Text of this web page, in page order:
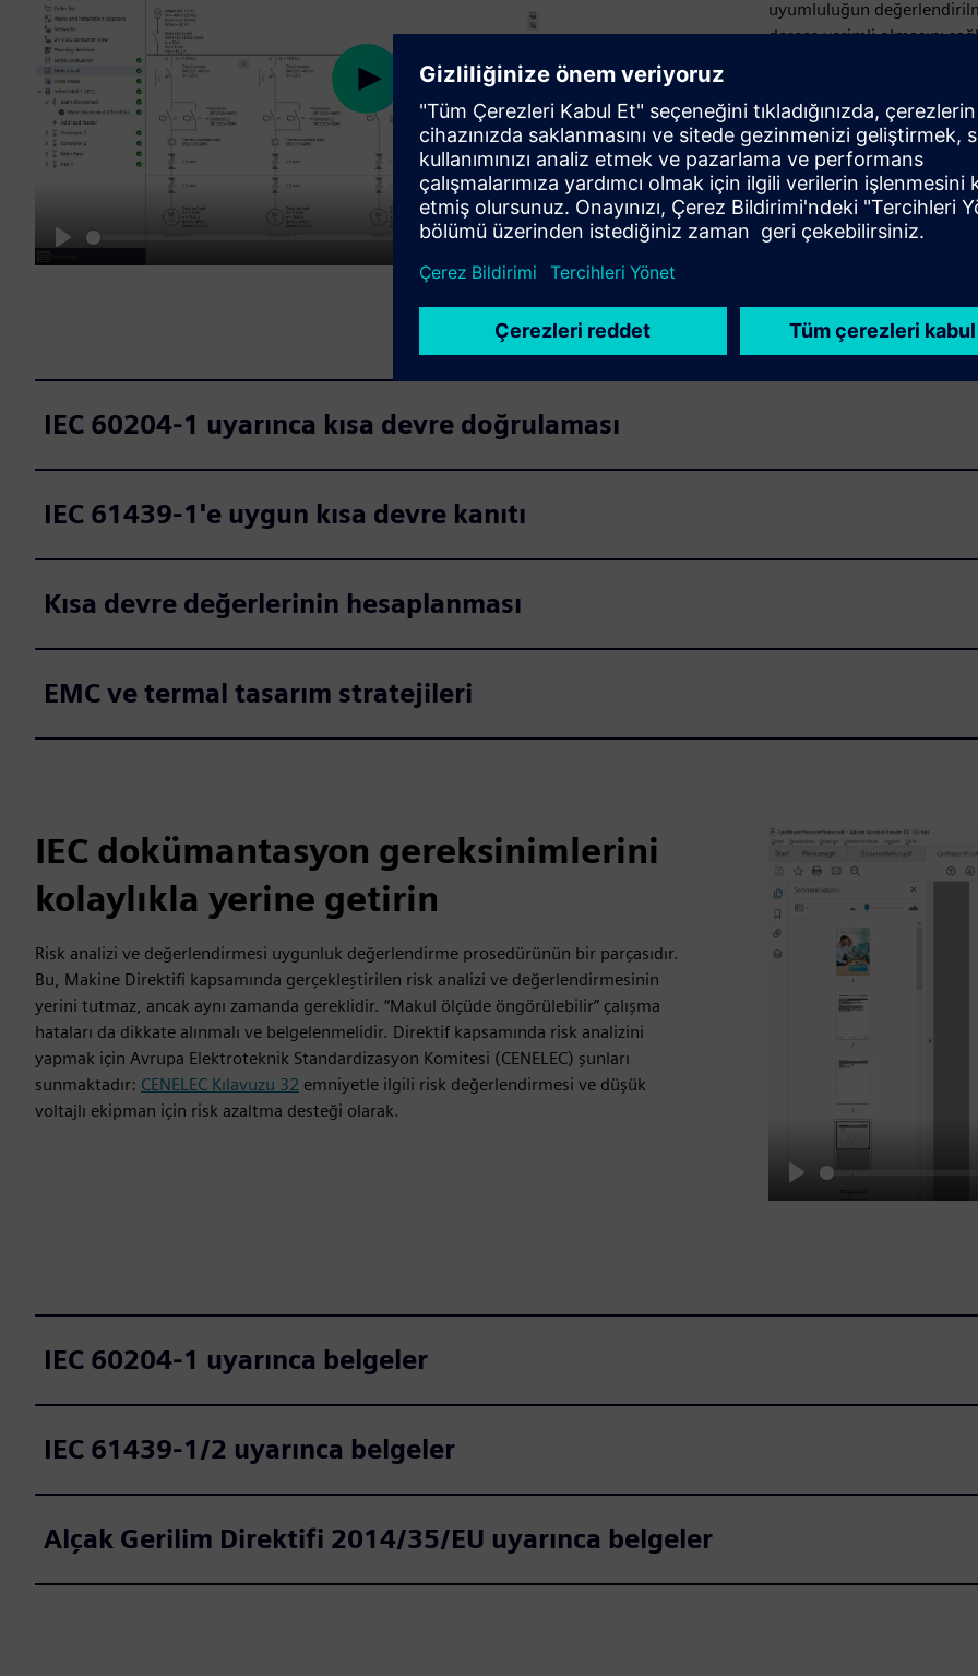
Play
03:24
Mute Settings
PIP
Enter
Play
uyumluluğun
derece verimli olmasını
Teknolojinin her zaman
ve direktifler de düzenli
Ekipmanları) revize edilmiş
Direktifleri 2016 yılı
ve bunların günlük
zamanlı olarak
IEC 60204-1 uyarınca kısa devre doğrulaması
IEC 61439-1'e uygun kısa devre kanıtı
Kısa devre değerlerinin hesaplanması
EMC ve termal tasarım stratejileri
IEC dokümantasyon gereksinimlerini
kolaylıkla yerine getirin
Risk analizi ve değerlendirmesi uygunluk değerlendirme prosedürünün bir parçasıdır.
Bu, Makine Direktifi kapsamında gerçekleştirilen risk analizi ve değerlendirmesinin
yerini tutmaz, ancak aynı zamanda gereklidir. “Makul ölçüde öngörülebilir” çalışma
hataları da dikkate alınmalı ve belgelenmelidir. Direktif kapsamında risk analizini
yapmak için Avrupa Elektroteknik Standardizasyon Komitesi (CENELEC) şunları
sunmaktadır: CENELEC Kılavuzu 32 emniyetle ilgili risk değerlendirmesi ve düşük
voltajlı ekipman için risk azaltma desteği olarak.
Play
IEC 60204-1 uyarınca belgeler
IEC 61439-1/2 uyarınca belgeler
Alçak Gerilim Direktifi 2014/35/EU uyarınca belgeler